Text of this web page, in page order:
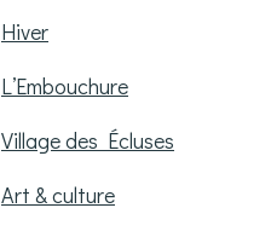
Hiver
L’Embouchure
Village des Écluses
Art & culture